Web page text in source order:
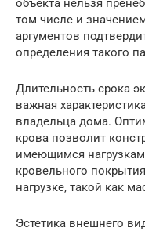
объекта нельзя
том числе и
аргументов
определения такого
Длительность срока
важная
владельца дома.
крова позволит
имеющимся
кровельного
нагрузке, такой как
Эстетика внешнего